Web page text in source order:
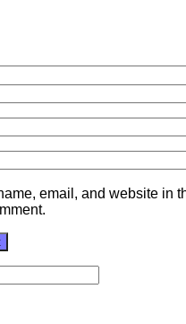
email, and website in